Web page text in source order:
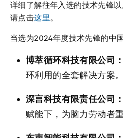
详细了解往年入选的技术先锋以
请点击这里。
当选为2024年度技术先锋的中
博萃循环科技有限公司
环利用的全套解决方案。
深言科技有限责任公司
赋能下，为脑力劳动者